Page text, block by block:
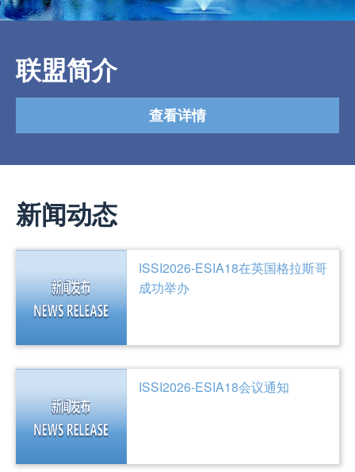
联盟简介
查看详情
新闻动态
ISSI2026-ESIA18在英国格拉斯哥
成功举办
ISSI2026-ESIA18会议通知